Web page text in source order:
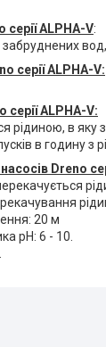
серії ALPHA-V:
серії ALPHA-V:
серії ALPHA-V:
рідиною, в яку
в годину з
насосів Dreno
20 м
pH: 6 - 10.